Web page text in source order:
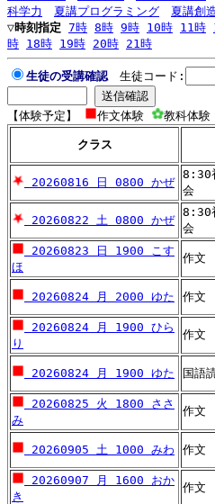
科学力
夏講プログラミング 夏講創
▽時刻指定 7時 8時 9時 10時 11時
時 18時 19時 20時 21時
生徒の受講確認 生徒コード:
【体験予定】 作文体験 教科体験
クラス
20260816 日 0800 かぜ
8:30
会
20260822 土 0800 かぜ
8:30
会
20260823 日 1900 こす
ほ
作文
20260824 月 2000 ゆた 作文
20260824 月 1900 ひら
り
作文
20260824 月 1900 ゆた 国語
20260825 火 1800 ささ
み
作文
20260905 土 1000 みわ 作文
20260907 月 1600 おか
き
作文